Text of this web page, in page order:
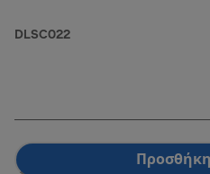
DLSC022